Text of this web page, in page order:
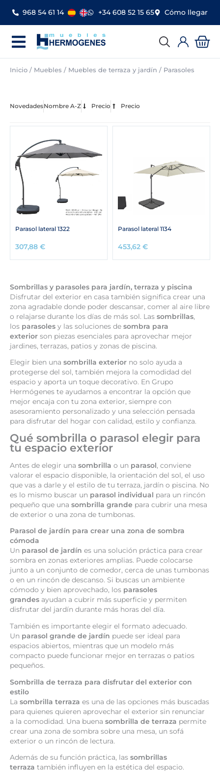
contenido
968 54 61 14 +34 608 52 15 65 Cómo llegar
Inicio / Muebles / Muebles de terraza y jardín / Parasoles
NovedadesNombre A-Z Precio Precio
Parasol lateral 1322
307,88 €
Parasol lateral 1134
453,62 €
Sombrillas y parasoles para jardín, terraza y piscina
Disfrutar del exterior en casa también significa crear una
zona agradable donde poder descansar, comer al aire libre
o relajarse durante los días de más sol. Las sombrillas,
los parasoles y las soluciones de sombra para
exterior son piezas esenciales para aprovechar mejor
jardines, terrazas, patios y zonas de piscina.
Elegir bien una sombrilla exterior no solo ayuda a
protegerse del sol, también mejora la comodidad del
espacio y aporta un toque decorativo. En Grupo
Hermógenes te ayudamos a encontrar la opción que
mejor encaja con tu zona exterior, siempre con
asesoramiento personalizado y una selección pensada
para disfrutar del hogar con calidad, estilo y confianza.
Qué sombrilla o parasol elegir para
tu espacio exterior
Antes de elegir una sombrilla o un parasol, conviene
valorar el espacio disponible, la orientación del sol, el uso
que vas a darle y el estilo de tu terraza, jardín o piscina. No
es lo mismo buscar un parasol individual para un rincón
pequeño que una sombrilla grande para cubrir una mesa
de exterior o una zona de tumbonas.
Parasol de jardín para crear una zona de sombra
cómoda
Un parasol de jardín es una solución práctica para crear
sombra en zonas exteriores amplias. Puede colocarse
junto a un conjunto de comedor, cerca de unas tumbonas
o en un rincón de descanso. Si buscas un ambiente
cómodo y bien aprovechado, los parasoles
grandes ayudan a cubrir más superficie y permiten
disfrutar del jardín durante más horas del día.
También es importante elegir el formato adecuado.
Un parasol grande de jardín puede ser ideal para
espacios abiertos, mientras que un modelo más
compacto puede funcionar mejor en terrazas o patios
pequeños.
Sombrilla de terraza para disfrutar del exterior con
estilo
La sombrilla terraza es una de las opciones más buscadas
para quienes quieren aprovechar el exterior sin renunciar
a la comodidad. Una buena sombrilla de terraza permite
crear una zona de sombra sobre una mesa, un sofá
exterior o un rincón de lectura.
Además de su función práctica, las sombrillas
terraza también influyen en la estética del espacio.